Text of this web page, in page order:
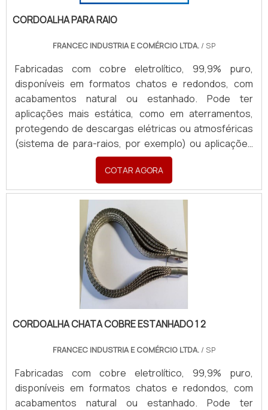
CORDOALHA PARA RAIO
FRANCEC INDUSTRIA E COMÉRCIO LTDA./ SP
Fabricadas com cobre eletrolítico, 99,9% puro,
disponíveis em formatos chatos e redondos, com
acabamentos natural ou estanhado. Pode ter
aplicações mais estática, como em aterramentos,
protegendo de descargas elétricas ou atmosféricas
(sistema de para-raios, por exemplo) ou aplicações
em sistemas dinâmicos, garantindo passagem de
corrente e conexões seguras em painéis,
transformadores e equipamentos industriais móveis.
Produzidas sob medida, com terminais em latão ou
cobre, atendendo todas as necessidades com
rapidez e excelência. Para orçamentos, enviar:
Material (cobre nu ou estanhado), Formato (chata ou
redonda), Aplicação, Desenho/croqui com dimensões
(Largura, Espessura, Comprimento), Padrão de
furação com medidas, Seção Transversal (mm²) e
Corrente necessária (A). Quantidade e finalidade
(Revenda ou Consumo).
COTAR AGORA
CORDOALHA CHATA COBRE ESTANHADO 1 2
FRANCEC INDUSTRIA E COMÉRCIO LTDA./ SP
Fabricadas com cobre eletrolítico, 99,9% puro,
disponíveis em formatos chatos e redondos, com
acabamentos natural ou estanhado. Pode ter